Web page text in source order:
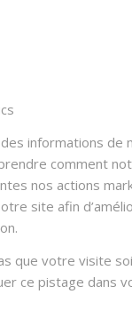
informations de
comment
nos actions
site afin
que votre visite
ce pistage dans